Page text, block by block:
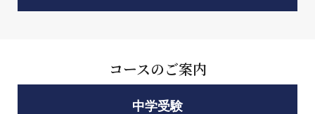
コースのご案内
中学受験